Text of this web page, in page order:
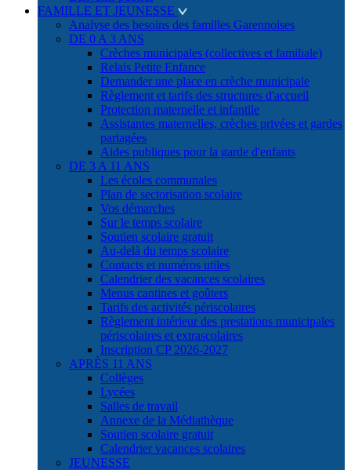
FAMILLE ET JEUNESSE
Analyse des besoins des familles Garennoises
DE 0 A 3 ANS
Crèches municipales (collectives et familiale)
Relais Petite Enfance
Demander une place en crèche municipale
Règlement et tarifs des structures d'accueil
Protection maternelle et infantile
Assistantes maternelles, crèches privées et gardes
partagées
Aides publiques pour la garde d'enfants
DE 3 A 11 ANS
Les écoles communales
Plan de sectorisation scolaire
Vos démarches
Sur le temps scolaire
Soutien scolaire gratuit
Au-delà du temps scolaire
Contacts et numéros utiles
Calendrier des vacances scolaires
Menus cantines et goûters
Tarifs des activités périscolaires
Règlement intérieur des prestations municipales
périscolaires et extrascolaires
Inscription CP 2026-2027
APRÈS 11 ANS
Collèges
Lycées
Salles de travail
Annexe de la Médiathèque
Soutien scolaire gratuit
Calendrier vacances scolaires
JEUNESSE